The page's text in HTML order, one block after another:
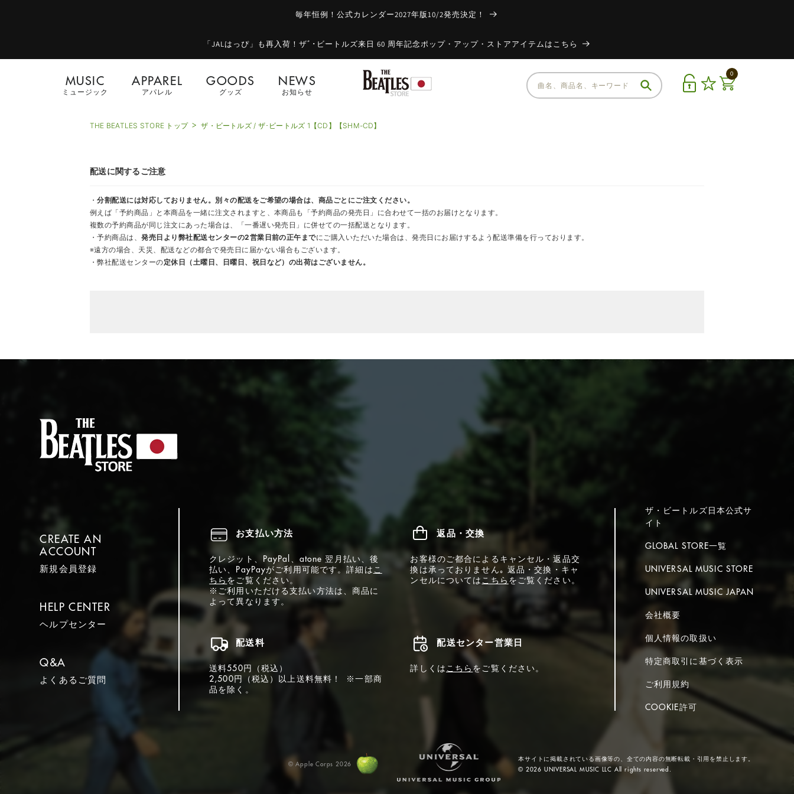
毎年恒例！公式カレンダー2027年版10/2発売決定！
「JALはっぴ」も再入荷！ザﾞ･ビートルズ来日 60 周年記念ポップ・アップ・ストアアイテムはこちら
MUSIC
ミュージック
APPAREL
アパレル
GOODS
グッズ
NEWS
お知らせ
0
THE BEATLES STORE トップ ザ・ビートルズ / ザ･ビートルズ 1【CD】【SHM-CD】
配送に関するご注意
・分割配送には対応しておりません。別々の配送をご希望の場合は、商品ごとにご注文ください。
例えば「予約商品」と本商品を一緒に注文されますと、本商品も「予約商品の発売日」に合わせて一括のお届けとなります。
複数の予約商品が同じ注文にあった場合は、「一番遅い発売日」に併せての一括配送となります。
・予約商品は、発売日より弊社配送センターの2営業日前の正午までにご購入いただいた場合は、発売日にお届けするよう配送準備を行っております。
※遠方の場合、天災、配送などの都合で発売日に届かない場合もございます。
・弊社配送センターの定休日（土曜日、日曜日、祝日など）の出荷はございません。
CREATE AN
ACCOUNT
新規会員登録
HELP CENTER
ヘルプセンター
Q&A
よくあるご質問
お支払い方法
クレジット、PayPal、atone 翌月払い、後
払い、PayPayがご利用可能です。詳細は こ
ちら をご覧ください。
※ご利用いただける支払い方法は、商品に
よって異なります。
返品・交換
お客様のご都合によるキャンセル・返品交
換は承っておりません｡ 返品・交換・キャ
ンセルについては こちら をご覧ください。
配送料
送料550円（税込）
2,500円（税込）以上送料無料！ ※一部商
品を除く。
配送センター営業日
詳しくは こちらをご覧ください。
ザ・ビートルズ日本公式サ
イト
GLOBAL STORE一覧
UNIVERSAL MUSIC STORE
UNIVERSAL MUSIC JAPAN
会社概要
個人情報の取扱い
特定商取引に基づく表示
ご利用規約
COOKIE許可
© Apple Corps 2026
本サイトに掲載されている画像等の、全ての内容の無断転載・引用を禁止します。
© 2026 UNIVERSAL MUSIC LLC All rights reserved.